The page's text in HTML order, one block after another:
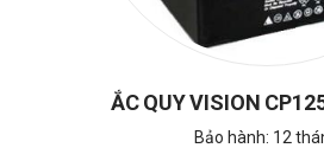
ẮC QUY VISION
Bảo hành: 12